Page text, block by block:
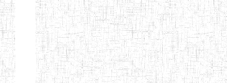
ENIET PRIVEE
LES FERMIONS
25/07/2013 ENIET
ENIET PRIVEE DE
L'OUEST
17/04/2014 ENIET